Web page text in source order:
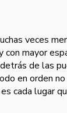
veces
con mayor
de las
en orden
cada lugar